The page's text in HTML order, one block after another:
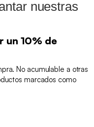
nuestras
un 10% de
No acumulable a otras
marcados como